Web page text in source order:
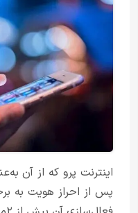
اینترنت پرو که از آن
پس از احراز هویت به